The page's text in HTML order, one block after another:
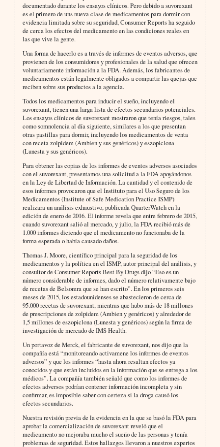
documentado durante los ensayos clínicos. Pero debido a suvorexant
es el primero de uns nueva clase de medicamentos para dormir con
evidencia limitada sobre su seguridad, Consumer Reports ha seguido
de cerca los efectos del medicamento en las condiciones reales en
las que vive la gente.
Una forma de hacerlo es a través de informes de eventos adversos, que
provienen de los consumidores y profesionales de la salud que ofrecen
voluntariamente información a la FDA. Además, los fabricantes de
medicamentos están legalmente obligados a compartir las quejas que
reciben sobre sus productos a la agencia.
Todos los medicamentos para inducir el sueño, incluyendo el
suvorexant, tienen una larga lista de efectos secundarios potenciales.
Los ensayos clínicos de suvorexant mostraron que tenía riesgos, tales
como somnolencia al día siguiente, similares a los que presentan
otras pastillas para dormir, incluyendo los medicamentos de venta
con receta zolpidem (Ambien y sus genéricos) y eszopiclona
(Lunesta y sus genéricos).
Para obtener las copias de los informes de eventos adversos asociados
con el suvorexant, presentamos una solicitud a la FDA apoyándonos
en la Ley de Libertad de Información. La cantidad y el contenido de
esos informes provocaron que el Instituto para el Uso Seguro de los
Medicamentos (Institute of Safe Medication Practice ISMP)
realizara un análisis exhaustivo, publicada QuarterWatch en la
edición de enero de 2016. El informe revela que entre febrero de 2015,
cuando suvorexant salió al mercado, y julio, la FDA recibió más de
1.000 informes diciendo que el medicamento no funcionaba de la
forma esperada o había causado daños.
Thomas J. Moore, científico principal para la seguridad de los
medicamentos y la política en el ISMP, autor principal del análisis, y
consultor de Consumer Reports Best By Drugs dijo “Eso es un
número considerable de informes, dado el número relativamente bajo
de recetas de Belsomra que se han escrito”. En los primeros seis
meses de 2015, los estadounidenses se abastecieron de cerca de
95.000 recetas de suvorexant, mientras que hubo más de 18 millones
de prescripciones de zolpidem (Ambien y genéricos) y alrededor de
1,5 millones de eszopiclona (Lunesta y genéricos) según la firma de
investigación de mercado de IMS Health.
Un portavoz de Merck, el fabricante de suvorexant, nos dijo que la
compañía está “monitoreando activamene los informes de eventos
adversos” y que los informes “hasta ahora resaltan efectos ya
conocidos y que están incluidos en la información que se entrega a los
médicos”. La compañía también señaló que como los informes de
efectos adversos podrían contener información incompleta y sin
confirmar, es imposible saber con certeza si la droga causó los
efectos secundarios.
Nuestra revisión previa de la evidencia en la que se basó la FDA para
aprobar la comercialización de suvorexant reveló que el
medicamento no mejoraba mucho el sueño de las personas y tenía
problemas de seguridad. Estos hallazgos llevaron a nuestros expertos